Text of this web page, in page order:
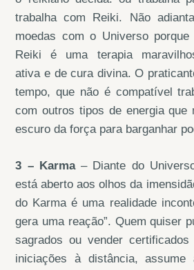
trabalha com Reiki. Não
moedas com o Universo
Reiki é uma terapia
ativa e de cura divina. O
tempo, que não é compatível
com outros tipos de energia que
escuro da força para barganhar
3 – Karma– Diante do
está aberto aos olhos da
do Karma é uma realidade
gera uma reação”. Quem quiser
sagrados ou vender
iniciações à distância, assume